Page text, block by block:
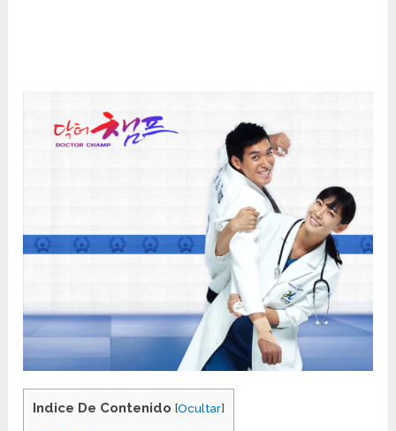
Indice De Contenido [Ocultar]